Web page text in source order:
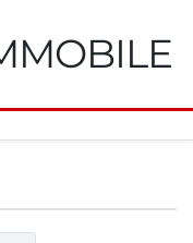
-